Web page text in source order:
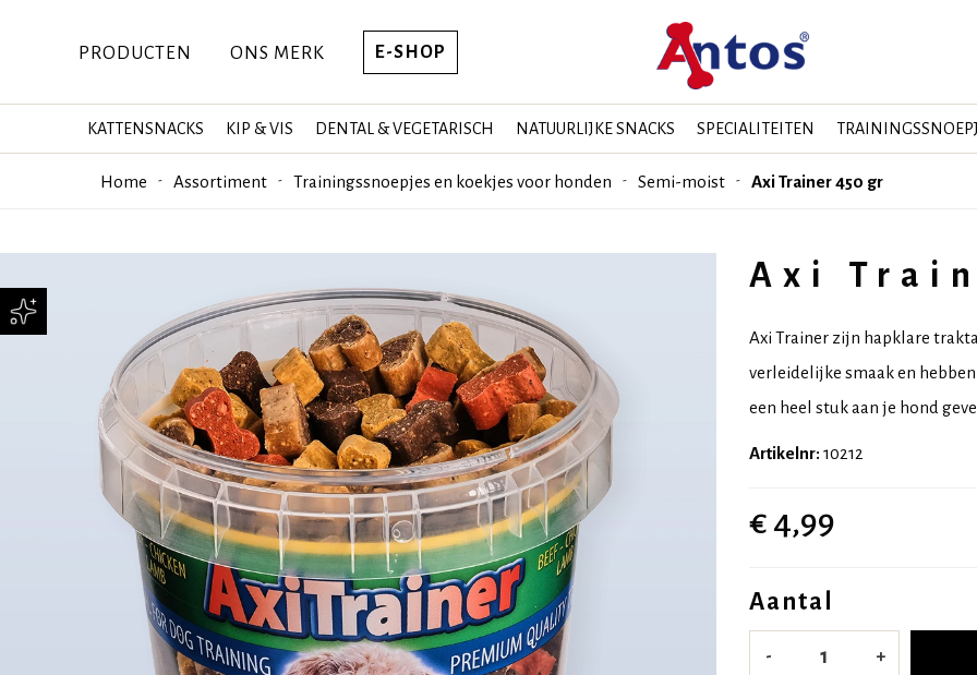
PRODUCTEN ONS MERK E-SHOP
KATTENSNACKS KIP & VIS DENTAL & VEGETARISCH NATUURLIJKE SNACKS SPECIALITEITEN
Home Assortiment Trainingssnoepjes en koekjes voor honden Semi-moist Axi Trainer 450 gr
Axi
Axi Trainer zijn hapklare
verleidelijke smaak en
een heel stuk aan je hond
Artikelnr: 10212
€ 4,99
Aantal
- +